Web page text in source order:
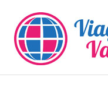
contenuto